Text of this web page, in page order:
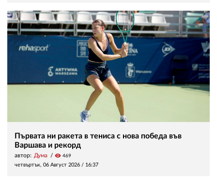
Първата ни ракета в тениса с нова победа във
Варшава и рекорд
автор: Дума visibility 469
четвъртък, 06 Август 2026 / 16:37